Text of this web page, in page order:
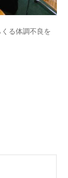
る体調不良を